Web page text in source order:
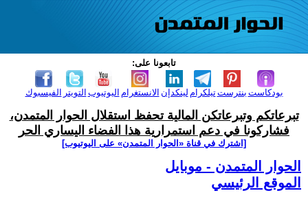
تابعونا على:
الفيسبوك التويتر اليوتيوب الانستغرام لينكدإن تيلكرامبنترست بودكاست
تبرعاتكم وتبرعاتكن المالية تحفظ استقلال الحوار المتمدن،
فشاركونا في دعم استمرارية هذا الفضاء اليساري الحر
[اشترك في قناة ‫«الحوار المتمدن» على اليوتيوب]
الحوار المتمدن - موبايل
الموقع الرئيسي